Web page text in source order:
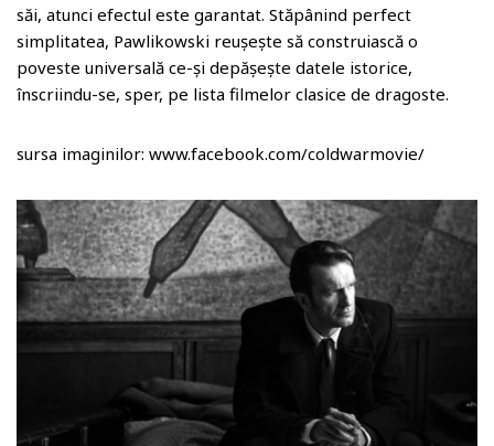
săi, atunci efectul este garantat. Stăpânind perfect
simplitatea, Pawlikowski reușește să construiască o
poveste universală ce-și depășește datele istorice,
înscriindu-se, sper, pe lista filmelor clasice de dragoste.
sursa imaginilor: www.facebook.com/coldwarmovie/